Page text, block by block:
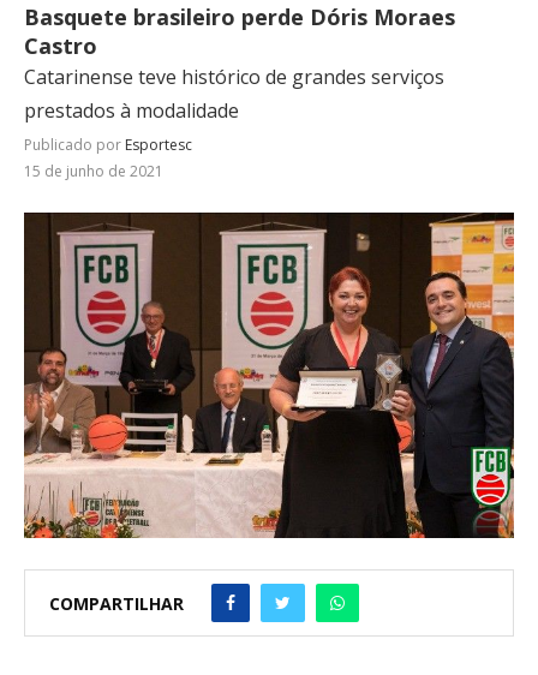
Basquete brasileiro perde Dóris Moraes
Castro
Catarinense teve histórico de grandes serviços
prestados à modalidade
Publicado por Esportesc
15 de junho de 2021
COMPARTILHAR